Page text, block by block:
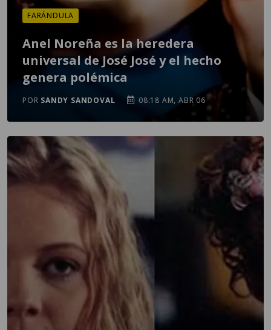
FARÁNDULA
Anel Noreña es la heredera
universal de José José y el hecho
genera polémica
POR SANDY SANDOVAL 08:18 AM, ABR 06